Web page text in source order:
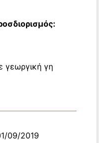
γεωργική γη
09/2019